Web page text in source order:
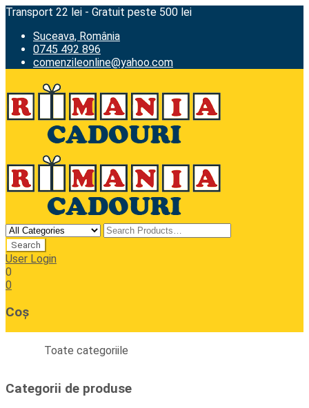
Transport 22 lei - Gratuit peste 500 lei
Suceava, România
0745 492 896
comenzileonline@yahoo.com
User Login
0
0
Coș
Toate categoriile
Categorii de produse